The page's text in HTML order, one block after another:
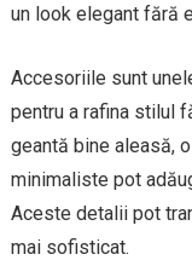
un look elegant fără
Accesoriile sunt
pentru a rafina stilul
geantă bine aleasă,
minimaliste pot
Aceste detalii pot
mai sofisticat.